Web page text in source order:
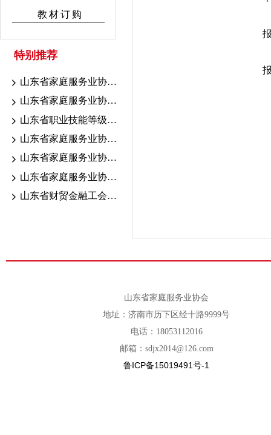
教材订购
特别推荐
山东省家庭服务业协会7.18-19联考证书颁发公示
山东省家庭服务业协会7.10-16考期证书颁发公示
山东省职业技能等级认定育婴联考山东省家庭服务业协会考点成绩公示
山东省家庭服务业协会职业技能等级认定2026年7.10-16考期成绩公示
山东省家庭服务业协会2026.6.13-18考期证书颁发公示
山东省家庭服务业协会2026年职业技能等级认定公告
山东省财贸金融工会“送清凉”活动走进家庭服务行业一线
山东省家庭服务业协会
地址：济南市历下区经十路9999号
电话：18053112016
邮箱：sdjx2014@126.com
鲁ICP备15019491号-1